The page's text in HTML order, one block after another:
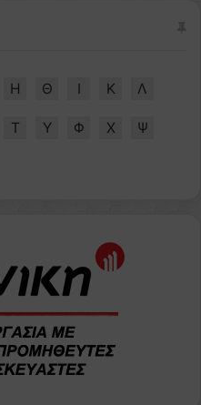
Η Θ Ι Κ Λ
Τ Υ Φ Χ Ψ